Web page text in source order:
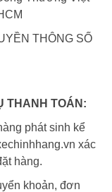
THÔNG SỐ
THANH TOÁN:
phát sinh kể
xác
hàng.
khoản, đơn